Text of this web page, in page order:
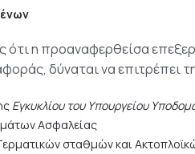
ότι η προαναφερθείσα
δύναται να επιτρέπει
Εγκυκλίου του Υπουργείου
Ασφαλείας
σταθμών και